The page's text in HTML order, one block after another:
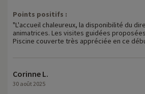
Points positifs :
"L'accueil chaleureux, la disponibilité du
animatrices. Les visites guidées
Piscine couverte très appréciée en ce
Corinne L.
30 août 2025